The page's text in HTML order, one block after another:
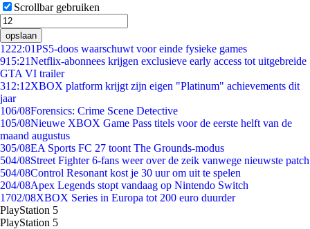
Scrollbar gebruiken
opslaan
1222:01PS5-doos waarschuwt voor einde fysieke games
915:21Netflix-abonnees krijgen exclusieve early access tot uitgebreide
GTA VI trailer
312:12XBOX platform krijgt zijn eigen "Platinum" achievements dit
jaar
106/08Forensics: Crime Scene Detective
105/08Nieuwe XBOX Game Pass titels voor de eerste helft van de
maand augustus
305/08EA Sports FC 27 toont The Grounds-modus
504/08Street Fighter 6-fans weer over de zeik vanwege nieuwste patch
504/08Control Resonant kost je 30 uur om uit te spelen
204/08Apex Legends stopt vandaag op Nintendo Switch
1702/08XBOX Series in Europa tot 200 euro duurder
PlayStation 5
PlayStation 5